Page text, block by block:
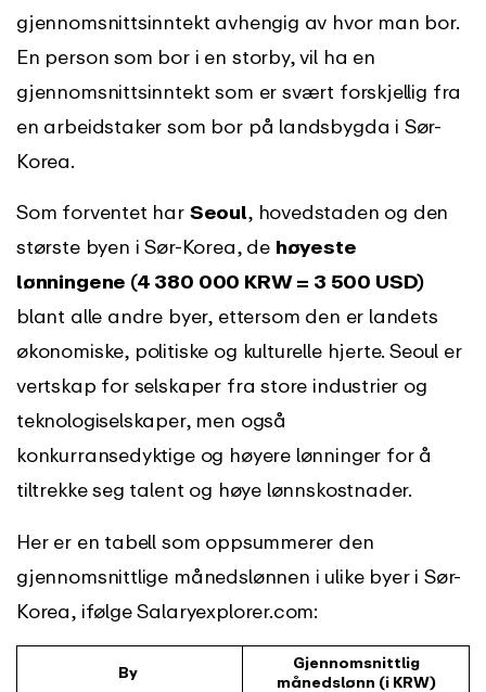
gjennomsnittsinntekt avhengig av hvor man bor.
En person som bor i en storby, vil ha en
gjennomsnittsinntekt som er svært forskjellig fra
en arbeidstaker som bor på landsbygda i Sør-
Korea.
Som forventet har Seoul, hovedstaden og den
største byen i Sør-Korea, de høyeste
lønningene (4 380 000 KRW = 3 500 USD)
blant alle andre byer, ettersom den er landets
økonomiske, politiske og kulturelle hjerte. Seoul er
vertskap for selskaper fra store industrier og
teknologiselskaper, men også
konkurransedyktige og høyere lønninger for å
tiltrekke seg talent og høye lønnskostnader.
Her er en tabell som oppsummerer den
gjennomsnittlige månedslønnen i ulike byer i Sør-
Korea, ifølge Salaryexplorer.com:
By
Gjennomsnittlig
månedslønn (i KRW)